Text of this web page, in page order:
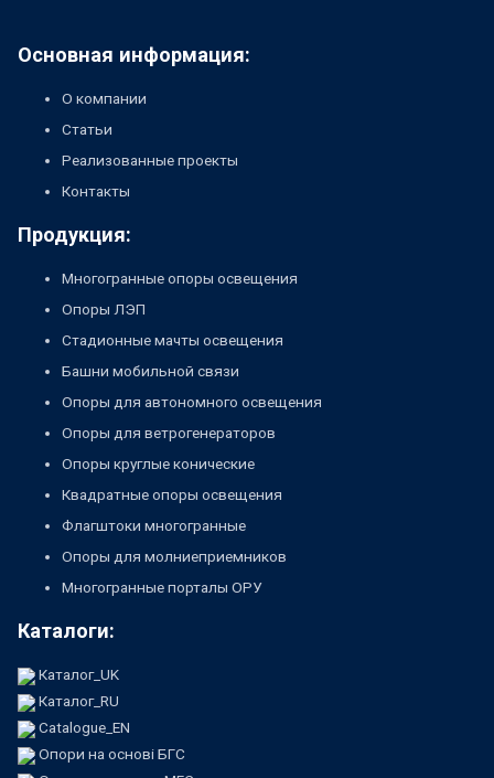
Основная информация:
О компании
Статьи
Реализованные проекты
Контакты
Продукция:
Многогранные опоры освещения
Опоры ЛЭП
Стадионные мачты освещения
Башни мобильной связи
Опоры для автономного освещения
Опоры для ветрогенераторов
Опоры круглые конические
Квадратные опоры освещения
Флагштоки многогранные
Опоры для молниеприемников
Многогранные порталы ОРУ
Каталоги:
Каталог_UK
Каталог_RU
Catalogue_EN
Опори на основі БГС